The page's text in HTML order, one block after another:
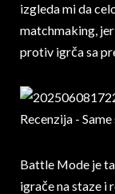
izgleda mi da
matchmaking,
protiv igrča sa
Battle Mode je
igrače na staze i